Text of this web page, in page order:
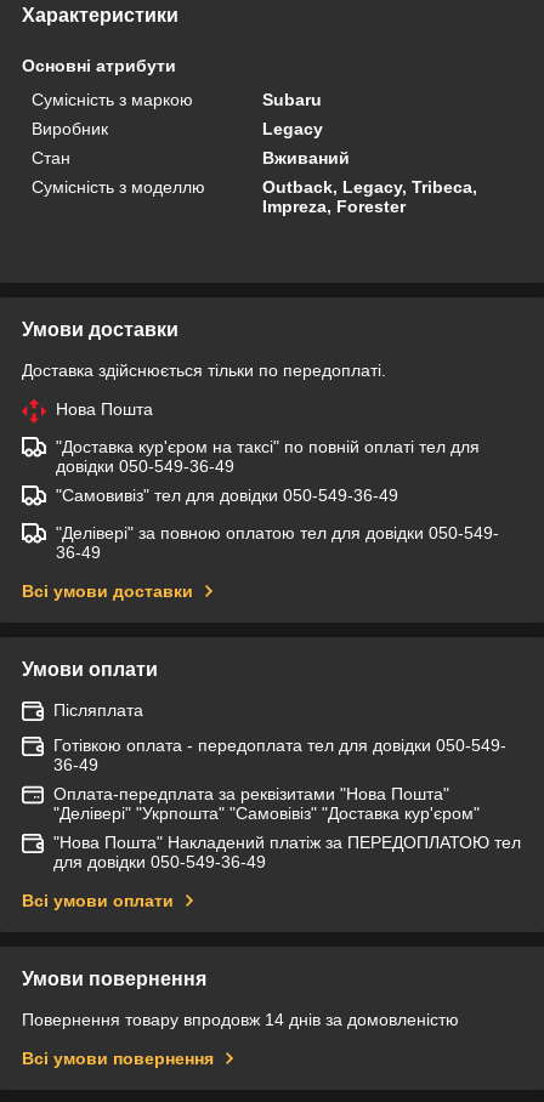
Характеристики
Основні атрибути
Сумісність з маркою
Subaru
Виробник
Legacy
Стан
Вживаний
Сумісність з моделлю
Outback, Legacy, Tribeca,
Impreza, Forester
Умови доставки
Доставка здійснюється тільки по передоплаті.
Нова Пошта
"Доставка кур'єром на таксі" по повній оплаті тел для
довідки 050-549-36-49
"Самовивіз" тел для довідки 050-549-36-49
"Делівері" за повною оплатою тел для довідки 050-549-
36-49
Всі умови доставки
Умови оплати
Післяплата
Готівкою оплата - передоплата тел для довідки 050-549-
36-49
Оплата-передплата за реквізитами "Нова Пошта"
"Делівері" "Укрпошта" "Самовівіз" "Доставка кур'єром"
"Нова Пошта" Накладений платіж за ПЕРЕДОПЛАТОЮ тел
для довідки 050-549-36-49
Всі умови оплати
Умови повернення
Повернення товару впродовж 14 днів за домовленістю
Всі умови повернення